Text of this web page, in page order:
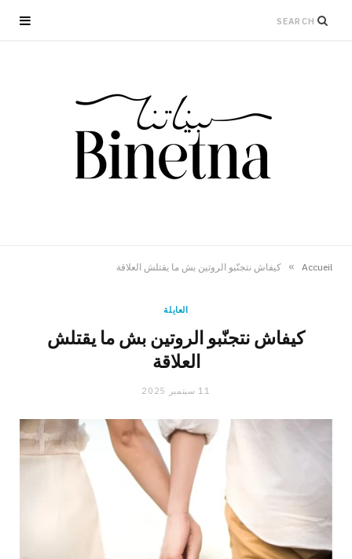
Accueil
» كيفاش نتجنّبو الروتين بش ما يقتلش العلاقة
العايلة
كيفاش نتجنّبو الروتين بش ما يقتلش
العلاقة
11 سبتمبر 2025